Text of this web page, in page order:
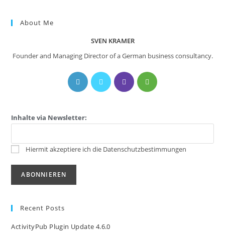
About Me
SVEN KRAMER
Founder and Managing Director of a German business consultancy.
Inhalte via Newsletter:
Hiermit akzeptiere ich die Datenschutzbestimmungen
Recent Posts
ActivityPub Plugin Update 4.6.0